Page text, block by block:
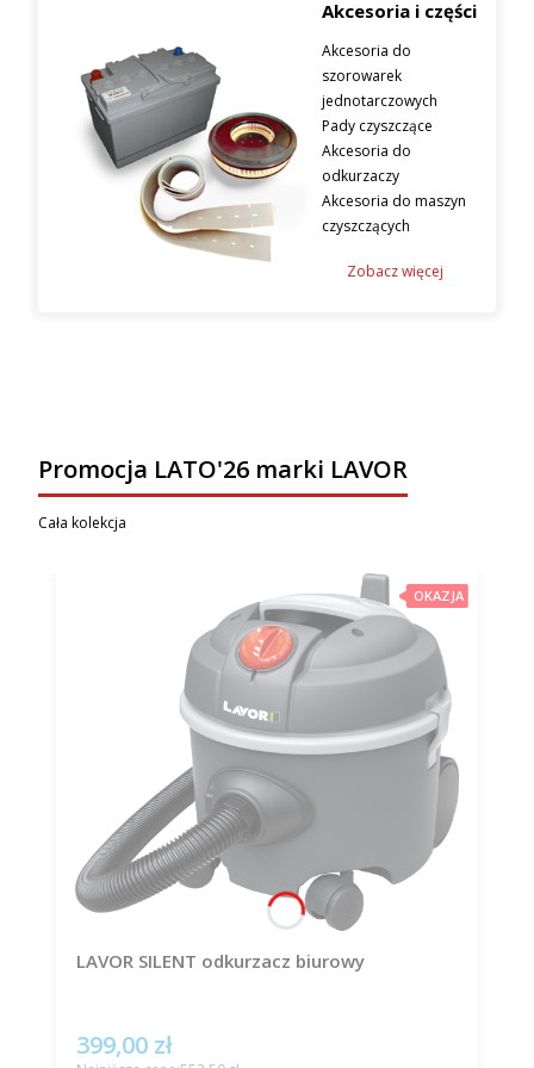
Akcesoria i części
Akcesoria do
szorowarek
jednotarczowych
Pady czyszczące
Akcesoria do
odkurzaczy
Akcesoria do maszyn
czyszczących
Zobacz więcej
Promocja LATO'26 marki LAVOR
Cała kolekcja
OKAZJA
LAVOR SILENT odkurzacz biurowy
Cena promocyjna
399,00 zł